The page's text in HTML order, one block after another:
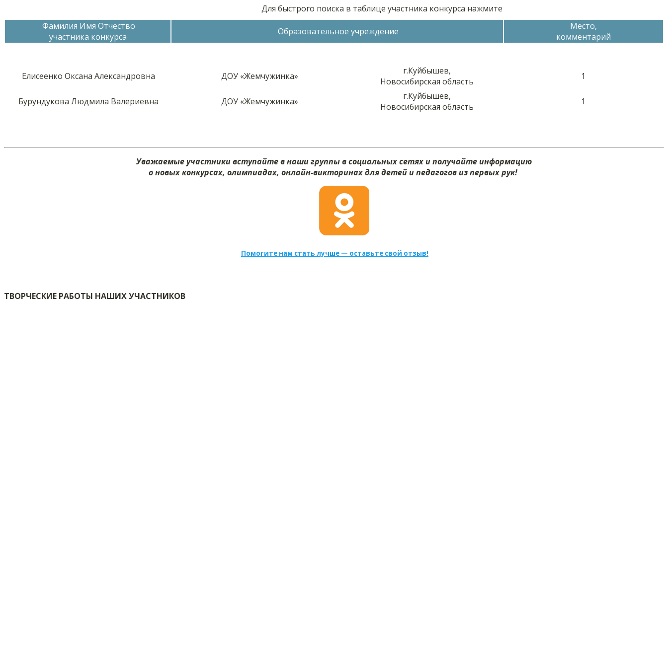
Для быстрого поиска в таблице участника конкурса нажмите
Фамилия Имя Отчество
участника конкурса
Образовательное учреждение
Место,
комментарий
Елисеенко Оксана Александровна ДОУ «Жемчужинка»
г.Куйбышев,
Новосибирская область
1
Бурундукова Людмила Валериевна ДОУ «Жемчужинка»
г.Куйбышев,
Новосибирская область
1
Уважаемые участники вступайте в наши группы в социальных сетях и получайте информацию
о новых конкурсах, олимпиадах, онлайн-викторинах для детей и педагогов из первых рук!
Помогите нам стать лучше — оставьте свой отзыв!
ТВОРЧЕСКИЕ РАБОТЫ НАШИХ УЧАСТНИКОВ